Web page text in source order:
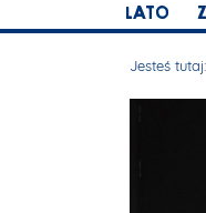
LATO
Jesteś tutaj: